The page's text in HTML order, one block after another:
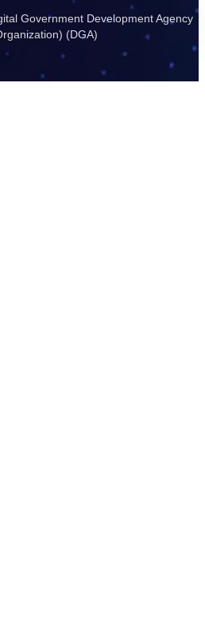
Government Development Agency
(DGA)